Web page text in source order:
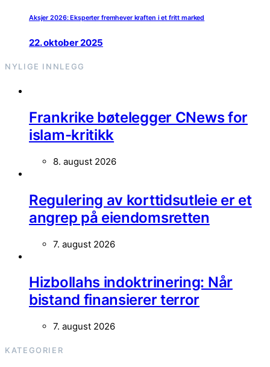
Aksjer 2026: Eksperter fremhever kraften i et fritt marked
22. oktober 2025
NYLIGE INNLEGG
Frankrike bøtelegger CNews for
islam-kritikk
8. august 2026
Regulering av korttidsutleie er et
angrep på eiendomsretten
7. august 2026
Hizbollahs indoktrinering: Når
bistand finansierer terror
7. august 2026
KATEGORIER